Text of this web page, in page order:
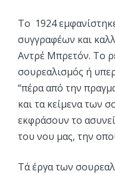
Το 1924
συγγραφέων και
Αντρέ Μπρετόν. Το
σουρεαλισμός ή
“πέρα από την
και τα κείμενα των
εκφράσουν το
του νου μας, την
Τά έργα των